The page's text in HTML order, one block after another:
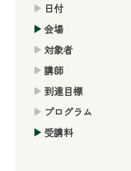
日付
会場
対象者
講師
到達目標
プログラム
受講料